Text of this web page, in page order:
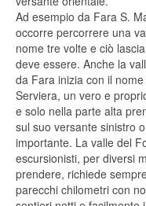
Ad esempio da Fara S.
occorre percorrere una
nome tre volte e ciò
deve essere. Anche la
da Fara inizia con il
Serviera, un vero e
e solo nella parte alta
sul suo versante sinistro
importante. La valle del
escursionisti, per diversi
prendere, richiede
parecchi chilometri con